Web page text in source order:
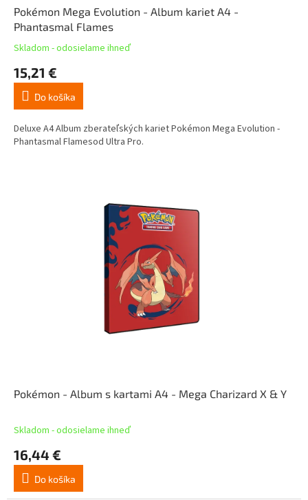
Pokémon Mega Evolution - Album kariet A4 -
Phantasmal Flames
Skladom - odosielame ihneď
15,21 €
Do košíka
Deluxe A4 Album zberateľských kariet Pokémon Mega Evolution -
Phantasmal Flamesod Ultra Pro.
Pokémon - Album s kartami A4 - Mega Charizard X & Y
Skladom - odosielame ihneď
16,44 €
Do košíka